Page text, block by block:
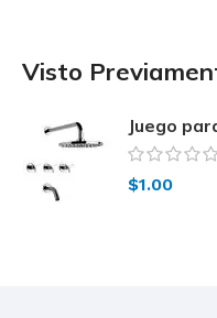
Visto
Juego
$1.00